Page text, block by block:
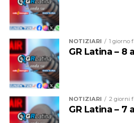
La musica continuerà poi ad
Sul palco del
Grappa Jazz
NOTIZIARI 1 giorno
GR Latina – 8
NOTIZIARI 2 giorni
GR Latina – 7